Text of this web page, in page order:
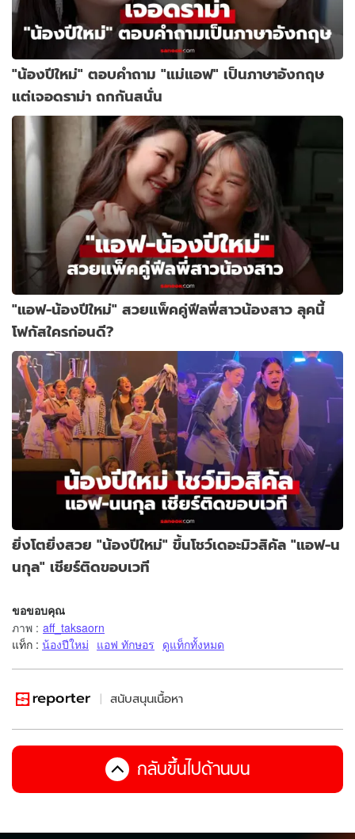
"น้องปีใหม่" ตอบคำถาม "แม่แอฟ" เป็นภาษาอังกฤษ
แต่เจอดราม่า ถกกันสนั่น
"แอฟ-น้องปีใหม่" สวยแพ็คคู่ฟีลพี่สาวน้องสาว ลุคนี้
โฟกัสใครก่อนดี?
ยิ่งโตยิ่งสวย "น้องปีใหม่" ขึ้นโชว์เดอะมิวสิคัล "แอฟ-น
นกุล" เชียร์ติดขอบเวที
ขอขอบคุณ
ภาพ : aff_taksaorn
แท็ก : น้องปีใหม่ แอฟ ทักษอร ดูแท็กทั้งหมด
สนับสนุนเนื้อหา
กลับขึ้นไปด้านบน